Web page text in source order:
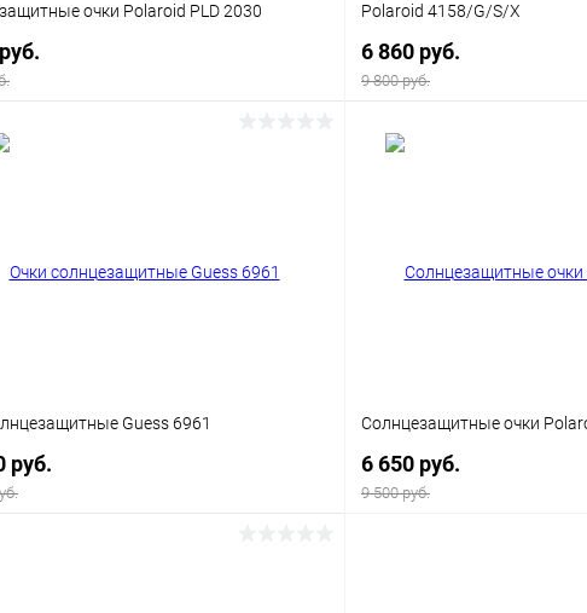
очки Polaroid PLD 2030 Polaroid 4158/G/S/X
6 860 руб.
9 800 руб.
Guess 6961
руб.
Солнцезащитные очки
6 650 руб.
9 500 руб.